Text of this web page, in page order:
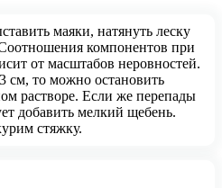
маяки, натянуть леску
компонентов при
от масштабов неровностей.
см, то можно остановить
растворе. Если же перепады
добавить мелкий щебень.
стяжку.